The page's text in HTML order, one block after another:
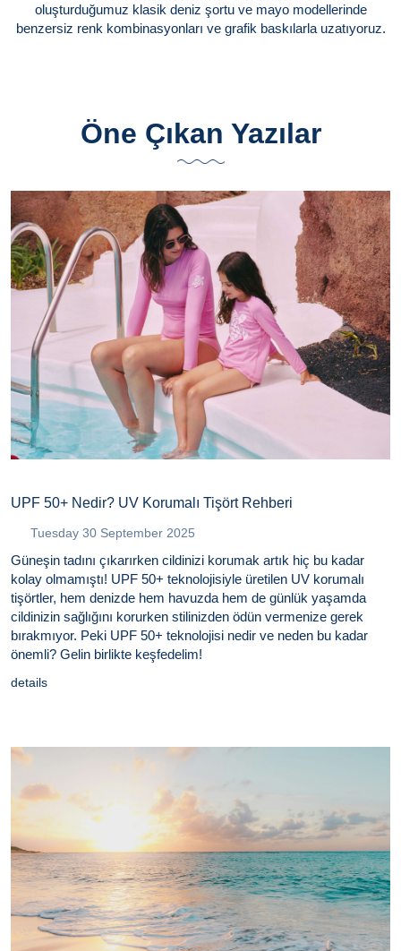
oluşturduğumuz klasik deniz şortu ve mayo modellerinde
benzersiz renk kombinasyonları ve grafik baskılarla uzatıyoruz.
Öne Çıkan Yazılar
UPF 50+ Nedir? UV Korumalı Tişört Rehberi
Tuesday 30 September 2025
Güneşin tadını çıkarırken cildinizi korumak artık hiç bu kadar
kolay olmamıştı! UPF 50+ teknolojisiyle üretilen UV korumalı
tişörtler, hem denizde hem havuzda hem de günlük yaşamda
cildinizin sağlığını korurken stilinizden ödün vermenize gerek
bırakmıyor. Peki UPF 50+ teknolojisi nedir ve neden bu kadar
önemli? Gelin birlikte keşfedelim!
details